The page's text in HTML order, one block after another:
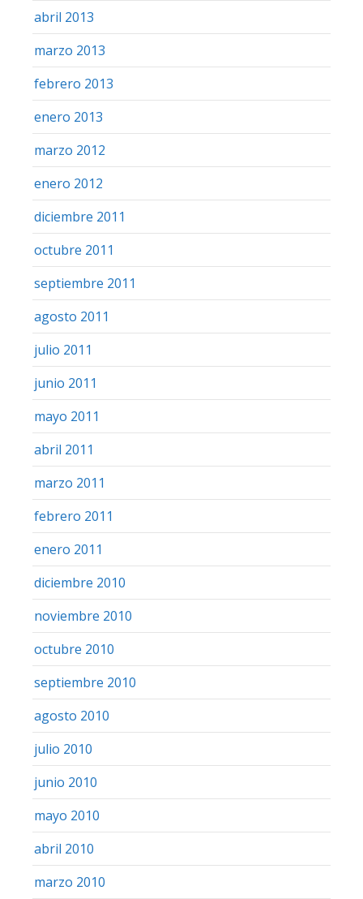
abril 2013
marzo 2013
febrero 2013
enero 2013
marzo 2012
enero 2012
diciembre 2011
octubre 2011
septiembre 2011
agosto 2011
julio 2011
junio 2011
mayo 2011
abril 2011
marzo 2011
febrero 2011
enero 2011
diciembre 2010
noviembre 2010
octubre 2010
septiembre 2010
agosto 2010
julio 2010
junio 2010
mayo 2010
abril 2010
marzo 2010